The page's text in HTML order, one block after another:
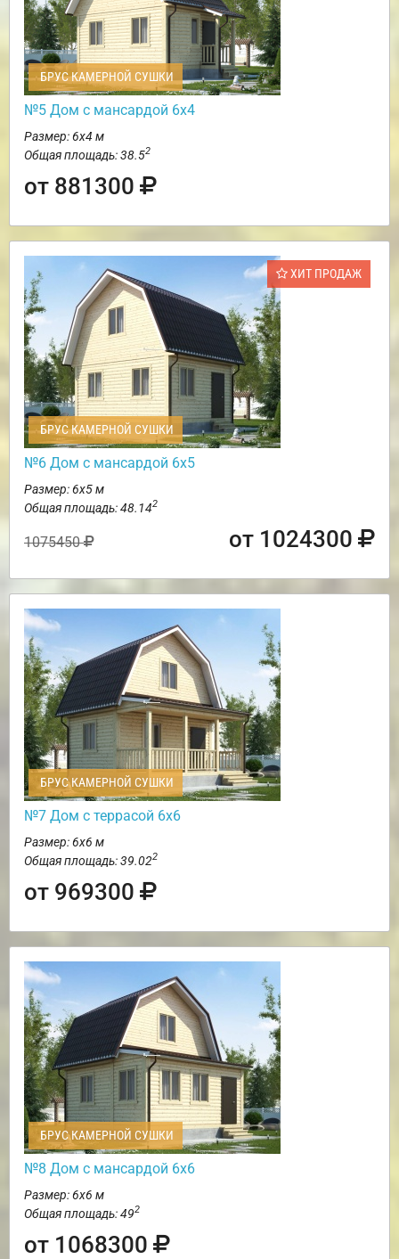
БРУС КАМЕРНОЙ СУШКИ
№5 Дом с мансардой 6х4
Размер: 6х4 м
Общая площадь: 38.52
от 881300
ХИТ ПРОДАЖ
БРУС КАМЕРНОЙ СУШКИ
№6 Дом с мансардой 6х5
Размер: 6х5 м
Общая площадь: 48.142
1075450 от 1024300
БРУС КАМЕРНОЙ СУШКИ
№7 Дом с террасой 6х6
Размер: 6х6 м
Общая площадь: 39.022
от 969300
БРУС КАМЕРНОЙ СУШКИ
№8 Дом с мансардой 6х6
Размер: 6х6 м
Общая площадь: 492
от 1068300